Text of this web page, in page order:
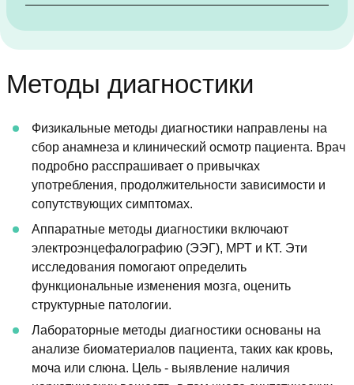
Методы диагностики
Физикальные методы диагностики направлены на
сбор анамнеза и клинический осмотр пациента. Врач
подробно расспрашивает о привычках
употребления, продолжительности зависимости и
сопутствующих симптомах.
Аппаратные методы диагностики включают
электроэнцефалографию (ЭЭГ), МРТ и КТ. Эти
исследования помогают определить
функциональные изменения мозга, оценить
структурные патологии.
Лабораторные методы диагностики основаны на
анализе биоматериалов пациента, таких как кровь,
моча или слюна. Цель - выявление наличия